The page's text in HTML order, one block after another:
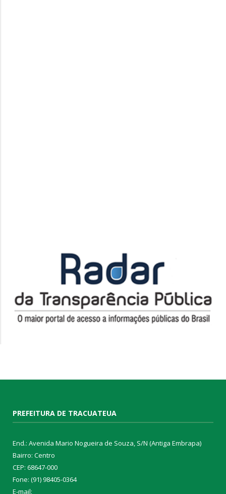
PREFEITURA DE TRACUATEUA
End.: Avenida Mario Nogueira de Souza, S/N (Antiga Embrapa)
Bairro: Centro
CEP: 68647-000
Fone: (91) 98405-0364
E-mail: